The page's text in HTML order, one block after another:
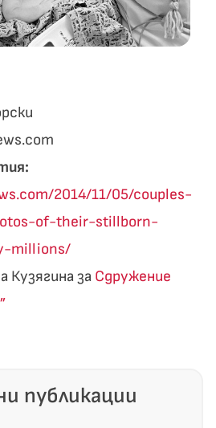
2014/11/05/couples-
of-their-stillborn-
millions/
Кузягина за Сдружение
публикации